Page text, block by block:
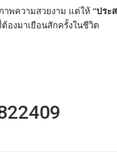
พความสวยงาม แต่ให้ “ประ
องมาเยือนสักครั้งในชีวิต